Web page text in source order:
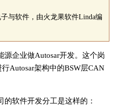
与软件，由火龙果软件Linda编
源企业做Autosar开发。这个岗
Autosar架构中的BSW层CAN
的软件开发分工是这样的：